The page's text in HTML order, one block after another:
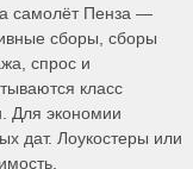
самолёт Пенза —
сборы, сборы
спрос и
класс
Для экономии
дат. Лоукостеры или